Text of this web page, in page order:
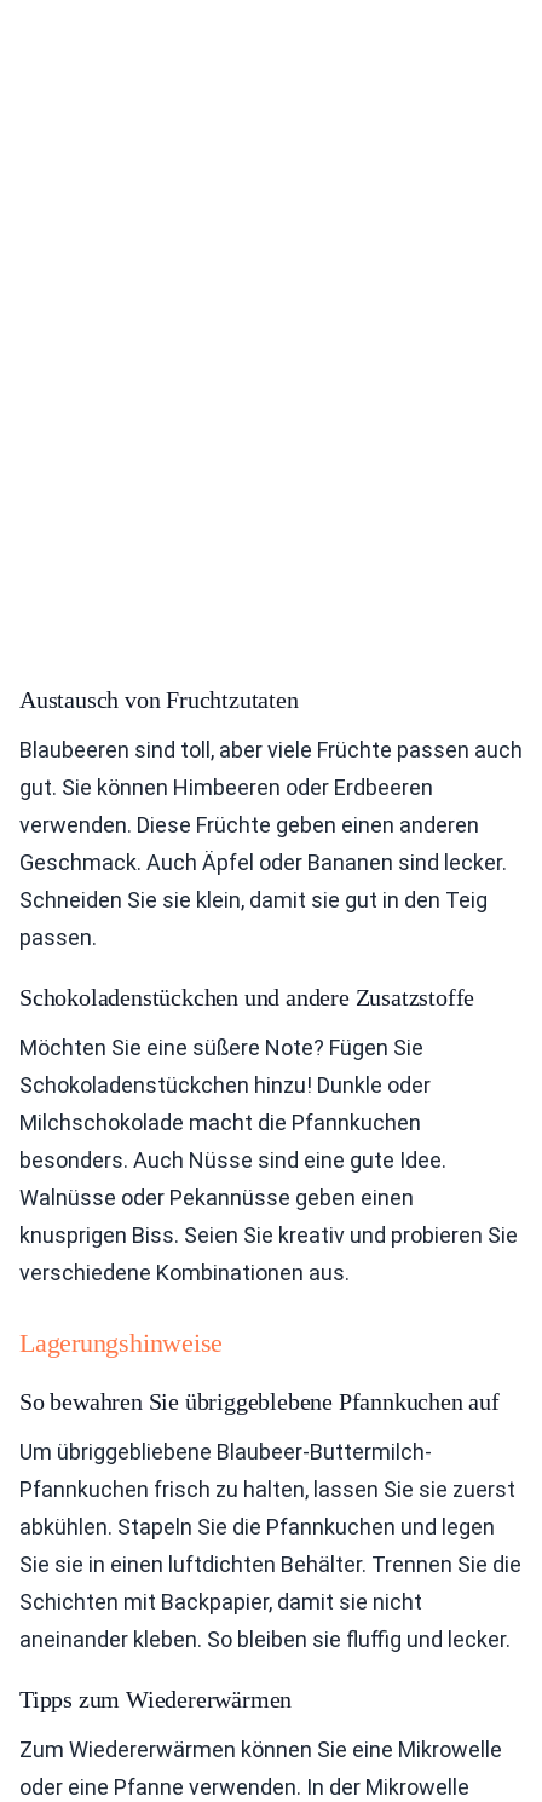
Austausch von Fruchtzutaten
Blaubeeren sind toll, aber viele Früchte passen auch
gut. Sie können Himbeeren oder Erdbeeren
verwenden. Diese Früchte geben einen anderen
Geschmack. Auch Äpfel oder Bananen sind lecker.
Schneiden Sie sie klein, damit sie gut in den Teig
passen.
Schokoladenstückchen und andere Zusatzstoffe
Möchten Sie eine süßere Note? Fügen Sie
Schokoladenstückchen hinzu! Dunkle oder
Milchschokolade macht die Pfannkuchen
besonders. Auch Nüsse sind eine gute Idee.
Walnüsse oder Pekannüsse geben einen
knusprigen Biss. Seien Sie kreativ und probieren Sie
verschiedene Kombinationen aus.
Lagerungshinweise
So bewahren Sie übriggeblebene Pfannkuchen auf
Um übriggebliebene Blaubeer-Buttermilch-
Pfannkuchen frisch zu halten, lassen Sie sie zuerst
abkühlen. Stapeln Sie die Pfannkuchen und legen
Sie sie in einen luftdichten Behälter. Trennen Sie die
Schichten mit Backpapier, damit sie nicht
aneinander kleben. So bleiben sie fluffig und lecker.
Tipps zum Wiedererwärmen
Zum Wiedererwärmen können Sie eine Mikrowelle
oder eine Pfanne verwenden. In der Mikrowelle